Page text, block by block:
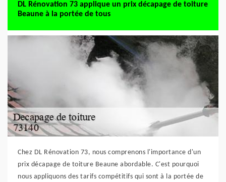
DL Rénovation 73 applique un prix décapage de toiture
Beaune à la portée de tous
Chez DL Rénovation 73, nous comprenons l'importance d'un
prix décapage de toiture Beaune abordable. C'est pourquoi
nous appliquons des tarifs compétitifs qui sont à la portée de